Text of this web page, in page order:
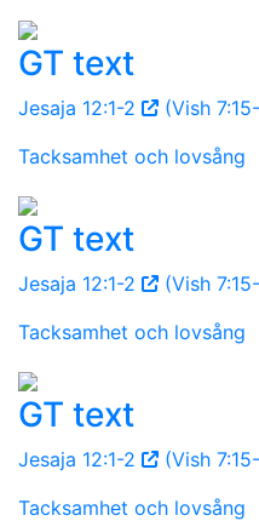
GT text
Jesaja 12:1-2
(Vish
Tacksamhet och lovsång
GT text
Jesaja 12:1-2
(Vish
Tacksamhet och lovsång
GT text
Jesaja 12:1-2
(Vish
Tacksamhet och lovsång